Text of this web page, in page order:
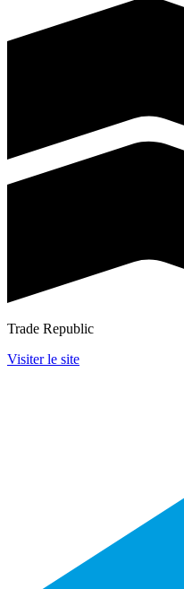
Trade Republic
Visiter le site